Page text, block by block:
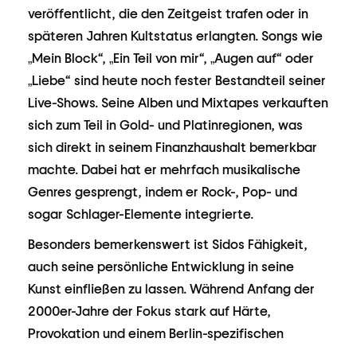
veröffentlicht, die den Zeitgeist trafen oder in
späteren Jahren Kultstatus erlangten. Songs wie
„Mein Block“, „Ein Teil von mir“, „Augen auf“ oder
„Liebe“ sind heute noch fester Bestandteil seiner
Live-Shows. Seine Alben und Mixtapes verkauften
sich zum Teil in Gold- und Platinregionen, was
sich direkt in seinem Finanzhaushalt bemerkbar
machte. Dabei hat er mehrfach musikalische
Genres gesprengt, indem er Rock-, Pop- und
sogar Schlager-Elemente integrierte.
Besonders bemerkenswert ist Sidos Fähigkeit,
auch seine persönliche Entwicklung in seine
Kunst einfließen zu lassen. Während Anfang der
2000er-Jahre der Fokus stark auf Härte,
Provokation und einem Berlin-spezifischen